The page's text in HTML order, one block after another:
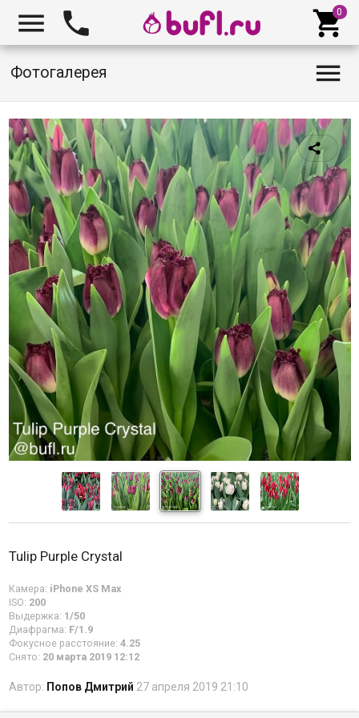
  
Фотогалерея 
Tulip Purple Crystal
Камера: iPhone XS Max
ISO: 200
Выдержка: 1/50
Диафрагма: F/1.9
Фокусное расстояние: 4.25
Снято: 20 марта 2019 12:12
Автор: Попов Дмитрий 27 апреля 2019 21:10